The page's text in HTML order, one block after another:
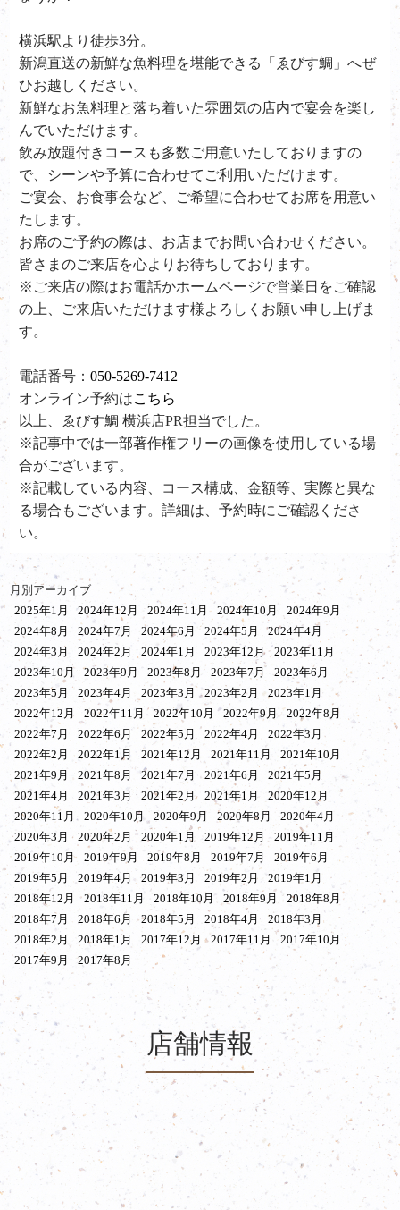
横浜駅より徒歩3分。
新潟直送の新鮮な魚料理を堪能できる「ゑびす鯛」へぜ
ひお越しください。
新鮮なお魚料理と落ち着いた雰囲気の店内で宴会を楽し
んでいただけます。
飲み放題付きコースも多数ご用意いたしておりますの
で、シーンや予算に合わせてご利用いただけます。
ご宴会、お食事会など、ご希望に合わせてお席を用意い
たします。
お席のご予約の際は、お店までお問い合わせください。
皆さまのご来店を心よりお待ちしております。
※ご来店の際はお電話かホームページで営業日をご確認
の上、ご来店いただけます様よろしくお願い申し上げま
す。
電話番号：050-5269-7412
オンライン予約はこちら
以上、ゑびす鯛 横浜店PR担当でした。
※記事中では一部著作権フリーの画像を使用している場
合がございます。
※記載している内容、コース構成、金額等、実際と異な
る場合もございます。詳細は、予約時にご確認くださ
い。
月別アーカイブ
2025年1月
2024年12月 2024年11月 2024年10月
2024年9月
2024年8月
2024年7月 2024年6月 2024年5月
2024年4月
2024年3月
2024年2月 2024年1月 2023年12月
2023年11月
2023年10月
2023年9月 2023年8月 2023年7月
2023年6月
2023年5月
2023年4月 2023年3月 2023年2月
2023年1月
2022年12月
2022年11月 2022年10月 2022年9月
2022年8月
2022年7月
2022年6月 2022年5月 2022年4月
2022年3月
2022年2月
2022年1月 2021年12月 2021年11月
2021年10月
2021年9月
2021年8月 2021年7月 2021年6月
2021年5月
2021年4月
2021年3月 2021年2月 2021年1月
2020年12月
2020年11月
2020年10月 2020年9月 2020年8月
2020年4月
2020年3月
2020年2月 2020年1月 2019年12月
2019年11月
2019年10月
2019年9月 2019年8月 2019年7月
2019年6月
2019年5月
2019年4月 2019年3月 2019年2月
2019年1月
2018年12月
2018年11月 2018年10月 2018年9月
2018年8月
2018年7月
2018年6月 2018年5月 2018年4月
2018年3月
2018年2月
2018年1月 2017年12月 2017年11月
2017年10月
2017年9月
2017年8月
店舗情報